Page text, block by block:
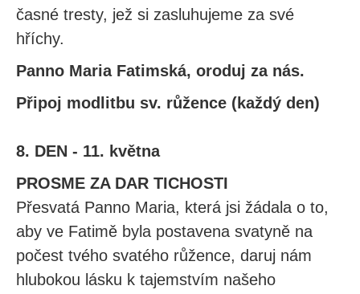
časné tresty, jež si zasluhujeme za své
hříchy.
Panno Maria Fatimská, oroduj za nás.
Připoj modlitbu sv. růžence (každý den)
8. DEN - 11. května
PROSME ZA DAR TICHOSTI
Přesvatá Panno Maria, která jsi žádala o to,
aby ve Fatimě byla postavena svatyně na
počest tvého svatého růžence, daruj nám
hlubokou lásku k tajemstvím našeho